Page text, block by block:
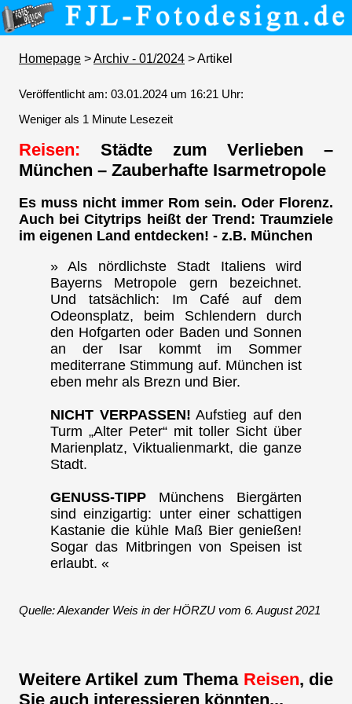
Homepage >Archiv - 01/2024 > Artikel
Veröffentlicht am: 03.01.2024 um 16:21 Uhr:
Weniger als 1 Minute Lesezeit
Reisen: Städte zum Verlieben –
München – Zauberhafte Isarmetropole
Es muss nicht immer Rom sein. Oder Florenz.
Auch bei Citytrips heißt der Trend: Traumziele
im eigenen Land entdecken! - z.B. München
» Als nördlichste Stadt Italiens wird
Bayerns Metropole gern bezeichnet.
Und tatsächlich: Im Café auf dem
Odeonsplatz, beim Schlendern durch
den Hofgarten oder Baden und Sonnen
an der Isar kommt im Sommer
mediterrane Stimmung auf. München ist
eben mehr als Brezn und Bier.
NICHT VERPASSEN! Aufstieg auf den
Turm „Alter Peter“ mit toller Sicht über
Marienplatz, Viktualienmarkt, die ganze
Stadt.
GENUSS-TIPP Münchens Biergärten
sind einzigartig: unter einer schattigen
Kastanie die kühle Maß Bier genießen!
Sogar das Mitbringen von Speisen ist
erlaubt. «
Quelle: Alexander Weis in der HÖRZU vom 6. August 2021
Weitere Artikel zum Thema Reisen, die
Sie auch interessieren könnten...